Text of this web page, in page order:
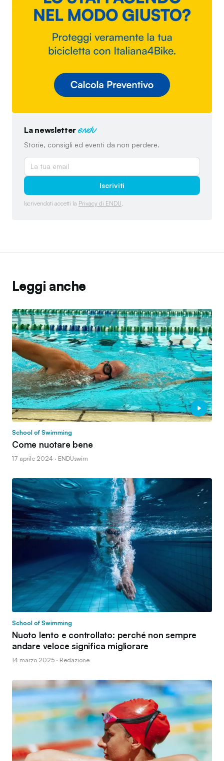
La newsletter endu
Storie, consigli ed eventi da non perdere.
Iscriviti
Iscrivendoti accetti la Privacy di ENDU.
Leggi anche
School of Swimming
Come nuotare bene
17 aprile 2024 · ENDUswim
School of Swimming
Nuoto lento e controllato: perché non sempre
andare veloce significa migliorare
14 marzo 2025 · Redazione